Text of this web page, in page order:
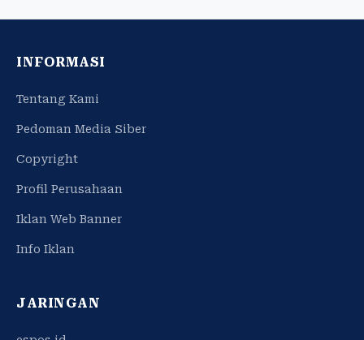
INFORMASI
Tentang Kami
Pedoman Media Siber
Copyright
Profil Perusahaan
Iklan Web Banner
Info Iklan
JARINGAN